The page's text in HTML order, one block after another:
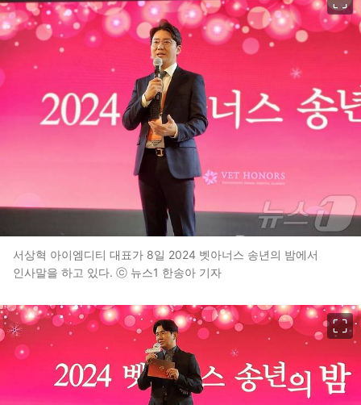
서상혁 아이엠디티 대표가 8일 2024 벳아너스 송년의 밤에서
인사말을 하고 있다. ⓒ 뉴스1 한송아 기자